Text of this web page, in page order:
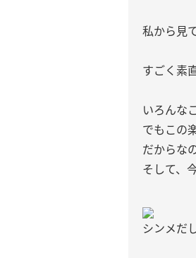
私から見
すごく素
いろんな
でもこの
だからな
そして、
シンメだ